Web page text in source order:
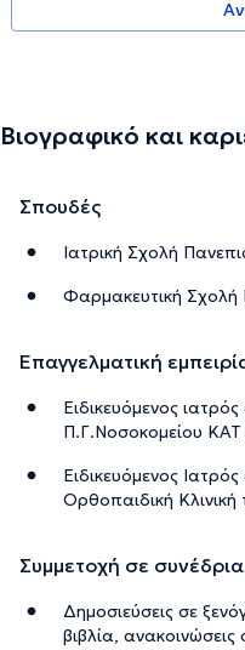
Βιογραφικό και
Σπουδές
Ιατρική Σχολή
Φαρμακευτική Σχολή
Επαγγελματική
Ειδικευόμενος
Π.Γ.Νοσοκομείου ΚΑΤ
Ειδικευόμενος
Ορθοπαιδική
Συμμετοχή σε συνέδρια
Δημοσιεύσεις σε
βιβλία, ανακοινώσεις